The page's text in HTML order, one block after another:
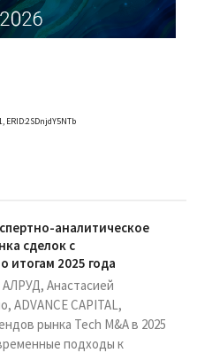
аналитическое
сделок с
итогам 2025 года
Анастасией
ADVANCE CAPITAL,
рынка Tech M&A в 2025
подходы к